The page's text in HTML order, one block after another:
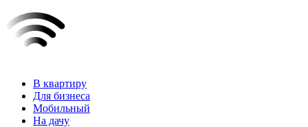
В квартиру
Для бизнеса
Мобильный
На дачу